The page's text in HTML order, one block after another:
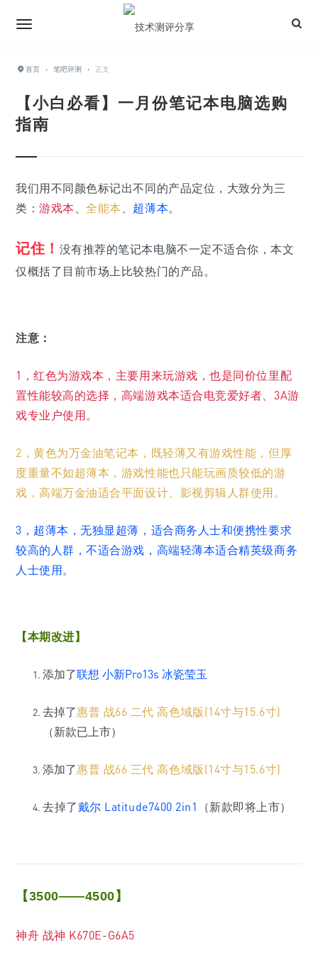
首页 › 笔吧评测 › 正文
【小白必看】一月份笔记本电脑选购
指南
我们用不同颜色标记出不同的产品定位，大致分为三
类：游戏本 、全能本 、 超薄本。
记住！ 没有推荐的笔记本电脑不一定不适合你，本文
仅概括了目前市场上比较热门的产品。
注意：
1，红色为游戏本，主要用来玩游戏，也是同价位里配
置性能较高的选择，高端游戏本适合电竞爱好者、3A游
戏专业户使用。
2，黄色为万金油笔记本，既轻薄又有游戏性能，但厚
度重量不如超薄本，游戏性能也只能玩画质较低的游
戏，高端万金油适合平面设计、影视剪辑人群使用。
3，超薄本，无独显超薄，适合商务人士和便携性要求
较高的人群，不适合游戏，高端轻薄本适合精英级商务
人士使用。
【本期改进】
添加了联想 小新Pro13s 冰瓷莹玉
去掉了惠普 战66 二代 高色域版(14寸与15.6寸)
（新款已上市）
添加了惠普 战66 三代 高色域版(14寸与15.6寸)
去掉了戴尔 Latitude7400 2in1 （新款即将上市）
【3500——4500】
神舟 战神 K670E-G6A5